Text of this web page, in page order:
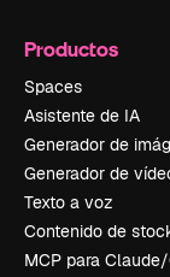
Productos
Spaces
Asistente de IA
Generador de
Generador de
Texto a voz
Contenido de
MCP para